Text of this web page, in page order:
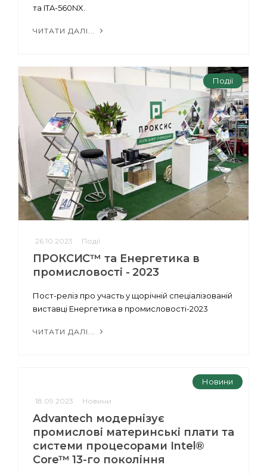
та ITA-560NX.
ЧИТАТИ ДАЛІ...
Події
26.10.2023 Події
ПРОКСИС™ та Енергетика в
промисловості - 2023
Пост-реліз про участь у щорічній спеціалізованій
виставці Енергетика в промисловості-2023
ЧИТАТИ ДАЛІ...
Новини
18.09.2023 Новини
Advantech модернізує
промислові материнські плати та
системи процесорами Intel®
Core™ 13-го покоління